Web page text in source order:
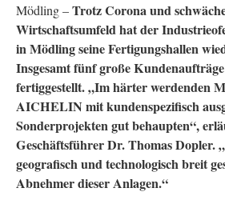
Mödling –Trotz Corona und
Wirtschaftsumfeld hat der
in Mödling seine Fertigungshallen
Insgesamt fünf große
fertiggestellt. „Im härter werdenden
AICHELIN mit kundenspezifisch
Sonderprojekten gut behaupten“,
Geschäftsführer Dr. Thomas Dopler.
geografisch und technologisch breit
Abnehmer dieser Anlagen.“